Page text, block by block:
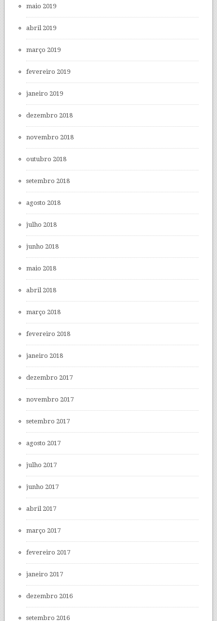
maio 2019
abril 2019
março 2019
fevereiro 2019
janeiro 2019
dezembro 2018
novembro 2018
outubro 2018
setembro 2018
agosto 2018
julho 2018
junho 2018
maio 2018
abril 2018
março 2018
fevereiro 2018
janeiro 2018
dezembro 2017
novembro 2017
setembro 2017
agosto 2017
julho 2017
junho 2017
abril 2017
março 2017
fevereiro 2017
janeiro 2017
dezembro 2016
setembro 2016